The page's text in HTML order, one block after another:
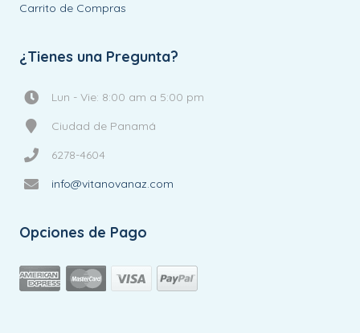
Carrito de Compras
¿Tienes una Pregunta?
Lun - Vie: 8:00 am a 5:00 pm
Ciudad de Panamá
6278-4604
info@vitanovanaz.com
Opciones de Pago